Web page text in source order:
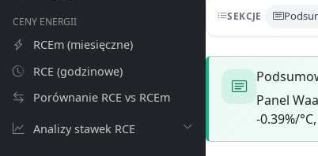
CENY ENERGII
RCEm (miesięczne)
RCE (godzinowe)
Porównanie RCE vs RCEm
Analizy stawek RCE
SEKCJE
Panel
-0.39%/